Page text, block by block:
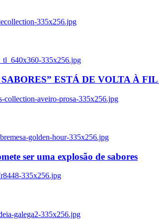
335x256.jpg
335x256.jpg
ESTÁ DE VOLTA À
collection-aveiro-prosa-335x256.jpg
golden-hour-335x256.jpg
ser uma explosão de sabores
335x256.jpg
galega2-335x256.jpg